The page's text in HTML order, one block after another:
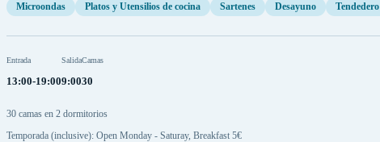
Microondas Platos y Utensilios de cocina Sartenes Desayuno Tendedero
Entrada
13:00-19:00
Salida
9:00
Camas
30
30 camas en 2 dormitorios
Temporada (inclusive): Open Monday - Saturay, Breakfast 5€